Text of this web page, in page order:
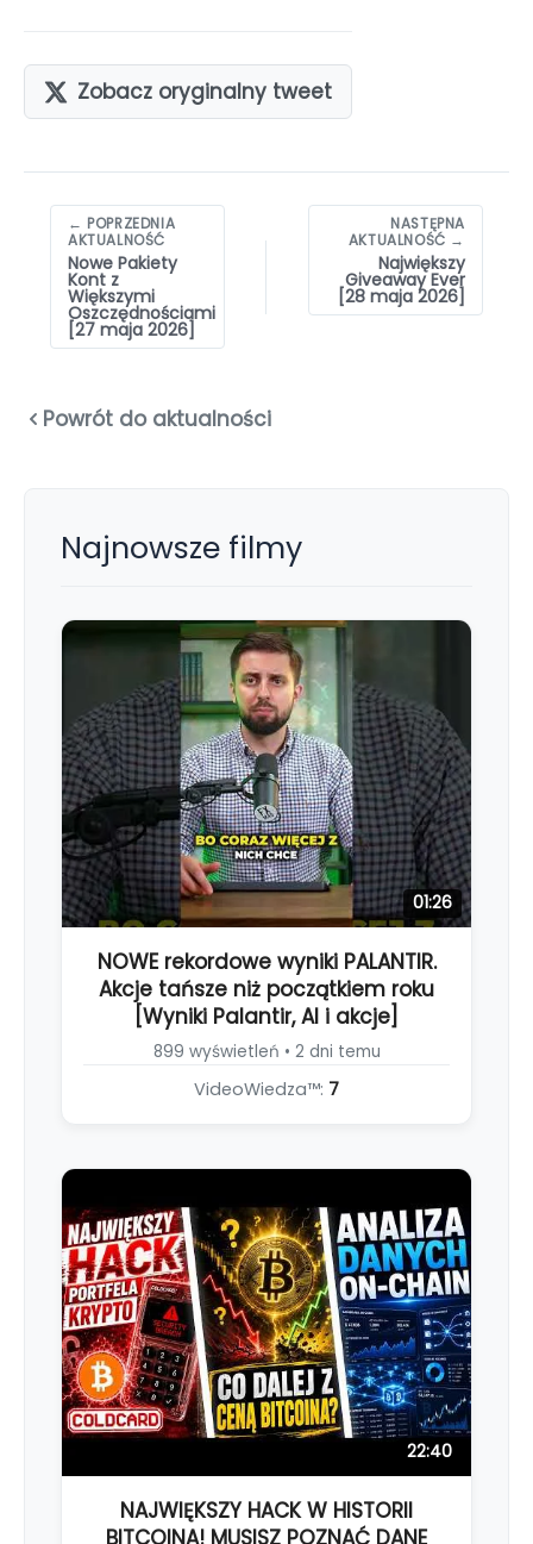
Zobacz oryginalny tweet
Nawigacja
wpisów
← POPRZEDNIA
AKTUALNOŚĆ
Nowe Pakiety
Kont z
Większymi
Oszczędnościami
[27 maja 2026]
NASTĘPNA
AKTUALNOŚĆ →
Największy
Giveaway Ever
[28 maja 2026]
Powrót do aktualności
Najnowsze filmy
01:26
NOWE rekordowe wyniki PALANTIR.
Akcje tańsze niż początkiem roku
[Wyniki Palantir, AI i akcje]
899 wyświetleń • 2 dni temu
VideoWiedza™: 7
22:40
NAJWIĘKSZY HACK W HISTORII